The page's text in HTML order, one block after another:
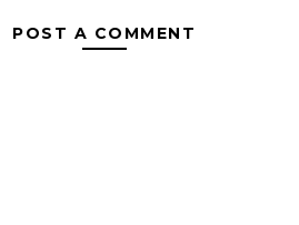
POST A COMMENT